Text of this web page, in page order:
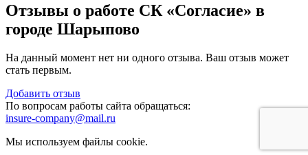
Отзывы о работе СК «Согласие» в
городе Шарыпово
На данный момент нет ни одного отзыва. Ваш отзыв может
стать первым.
Добавить отзыв
По вопросам работы сайта обращаться:
insure-company@mail.ru
Мы используем файлы cookie.